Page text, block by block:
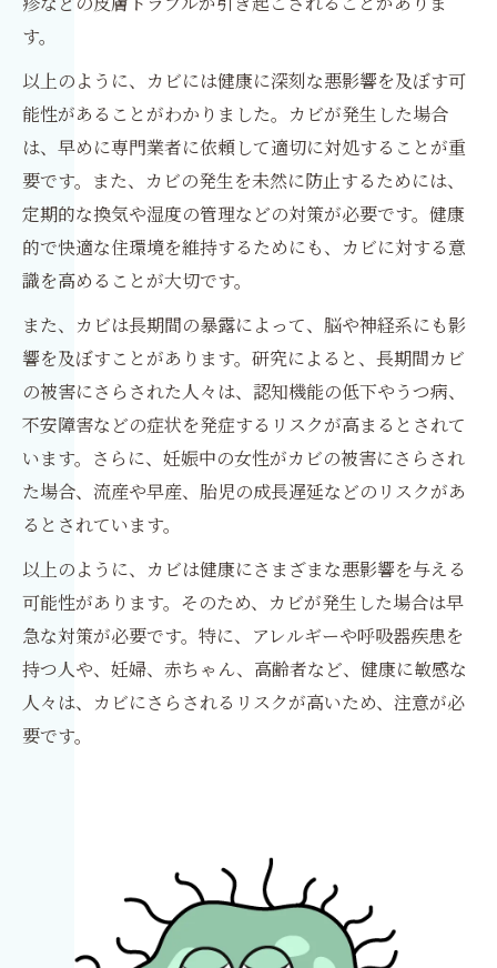
す。
以上のように、カビには健康に深刻な悪影響を及ぼす可
能性があることがわかりました。カビが発生した場合
は、早めに専門業者に依頼して適切に対処することが重
要です。また、カビの発生を未然に防止するためには、
定期的な換気や湿度の管理などの対策が必要です。健康
的で快適な住環境を維持するためにも、カビに対する意
識を高めることが大切です。
また、カビは長期間の暴露によって、脳や神経系にも影
響を及ぼすことがあります。研究によると、長期間カビ
の被害にさらされた人々は、認知機能の低下やうつ病、
不安障害などの症状を発症するリスクが高まるとされて
います。さらに、妊娠中の女性がカビの被害にさらされ
た場合、流産や早産、胎児の成長遅延などのリスクがあ
るとされています。
以上のように、カビは健康にさまざまな悪影響を与える
可能性があります。そのため、カビが発生した場合は早
急な対策が必要です。特に、アレルギーや呼吸器疾患を
持つ人や、妊婦、赤ちゃん、高齢者など、健康に敏感な
人々は、カビにさらされるリスクが高いため、注意が必
要です。